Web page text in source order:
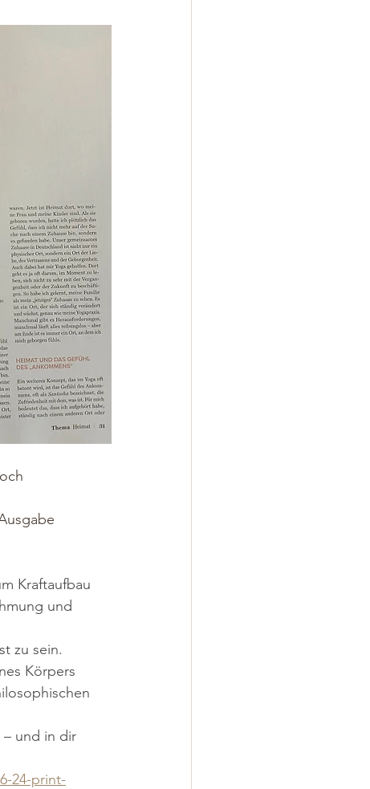
Kraftaufbau
und
zu sein.
Körpers
– und in dir
24-print-